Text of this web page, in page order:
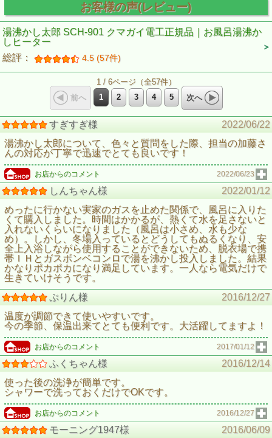
お客様の声(レビュー)
湯沸かし太郎 SCH-901 クマガイ電工正規品｜お風呂湯沸か
しヒーター
総評：
4.5 (57件)
1 / 6ページ（全57件）
前へ
1 2 3 4 5 次へ
すぎすぎ様
2022/06/22
湯沸かし太郎について、色々と質問をした際、担当の加藤さ
んの対応が丁寧で迅速でとても良いです！
お店からのコメント 2022/06/23
しんちゃん様
2022/01/12
めったに行かない実家のガスを止めた関係で、風呂に入りた
くて購入しました。時間はかかるが、熱くて水を足さないと
入れないくらいになりました（風呂は小さめ、水も少な
め）。しかし、冬場入っているとどうしてもぬるくなり、安
全上入浴しながら使用することができないため、脱衣場で携
帯ＩＨとガスボンベコンロで湯を沸かし投入しました。結果
かなりポカポカになり満足しています。一人なら電気だけで
生きていけそうです。
ぷりん様
2016/12/27
温度が調節できて使いやすいです。
今の季節、保温出来てとても便利です。大活躍してますよ！
お店からのコメント 2017/01/12
ふくちゃん様
2016/12/14
使った後の洗浄が簡単です。
シャワーで洗っておくだけでOKです。
お店からのコメント 2016/12/27
モーニング1947様
2016/06/09